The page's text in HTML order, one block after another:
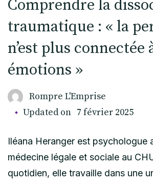
Comprendre la
traumatique : « la
n’est plus connectée
émotions »
Rompre L'Emprise
Updated on 7 février 2025
Iléana Heranger est psychologue
médecine légale et sociale au
quotidien, elle travaille dans une